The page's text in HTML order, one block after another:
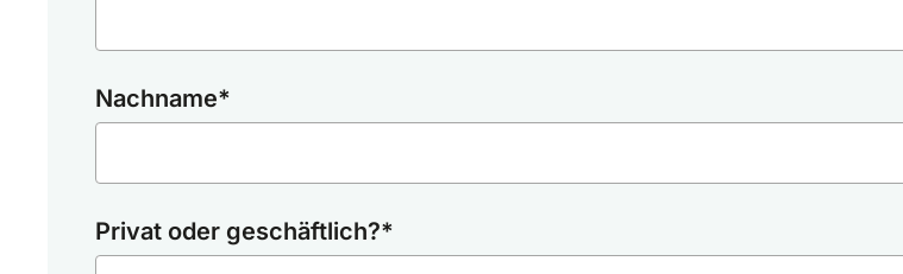
Nachname*
Privat oder geschäftlich?*